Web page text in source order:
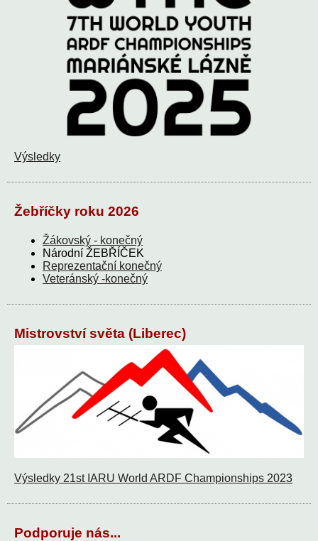
Výsledky
Žebříčky roku 2026
Žákovský - konečný
Národní ŽEBŘÍČEK
Reprezentační konečný
Veteránský -konečný
Mistrovství světa (Liberec)
Výsledky 21st IARU World ARDF Championships 2023
Podporuje nás...